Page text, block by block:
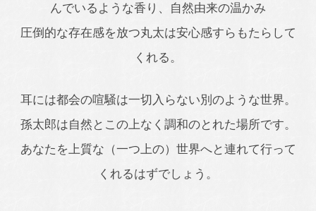
んでいるような香り、自然由来の温かみ
圧倒的な存在感を放つ丸太は安心感すらもたらして
くれる。
耳には都会の喧騒は一切入らない別のような世界。
孫太郎は自然とこの上なく調和のとれた場所です。
あなたを上質な（一つ上の）世界へと連れて行って
くれるはずでしょう。